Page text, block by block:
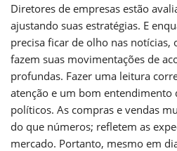
Diretores de empresas estão
ajustando suas estratégias. E
precisa ficar de olho nas notícias,
fazem suas movimentações de
profundas. Fazer uma leitura
atenção e um bom entendimento
políticos. As compras e vendas
do que números; refletem as
mercado. Portanto, mesmo em